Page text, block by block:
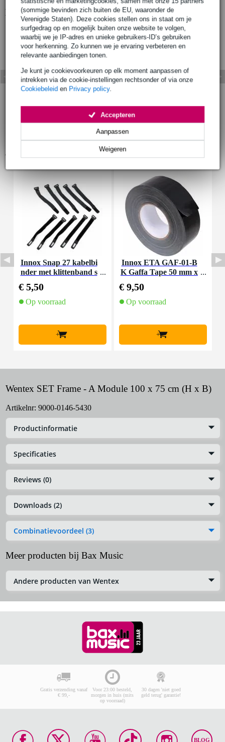
(sommige bevinden zich buiten de EU, waaronder de
Verenigde Staten). Deze cookies stellen ons in staat om je
surfgedrag op en mogelijk buiten onze website te volgen,
waarbij we je IP-adres en unieke gebruikers-ID’s gebruiken
voor herkenning. Zo kunnen we je ervaring verbeteren en
relevante aanbiedingen tonen.
Je kunt je cookievoorkeuren op elk moment aanpassen of
intrekken via de cookie-instellingen rechtsonder of via onze
Cookiebeleid en Privacy policy.
Weigeren
Aanpassen
Accepteren
Bekijk ook eens (12)
Innox Snap 27 kabelbi
nder met klittenband s
€ 5,50
Op voorraad
+
Innox ETA GAF-01-B
K Gaffa Tape 50 mm x
€ 9,50
Op voorraad
+
Wentex SET Frame - A Module 100 x 75 cm (H x B)
Artikelnr: 9000-0146-5430
Productinformatie
Specificaties
Reviews (0)
Downloads (2)
Combinatievoordeel (3)
Meer producten bij Bax Music
Andere producten van Wentex
Gratis verzending vanaf
€ 99,-
Voor 23:00 besteld,
morgen in huis (mits
op voorraad)
30 dagen 'niet goed
geld terug' garantie!
BLOG